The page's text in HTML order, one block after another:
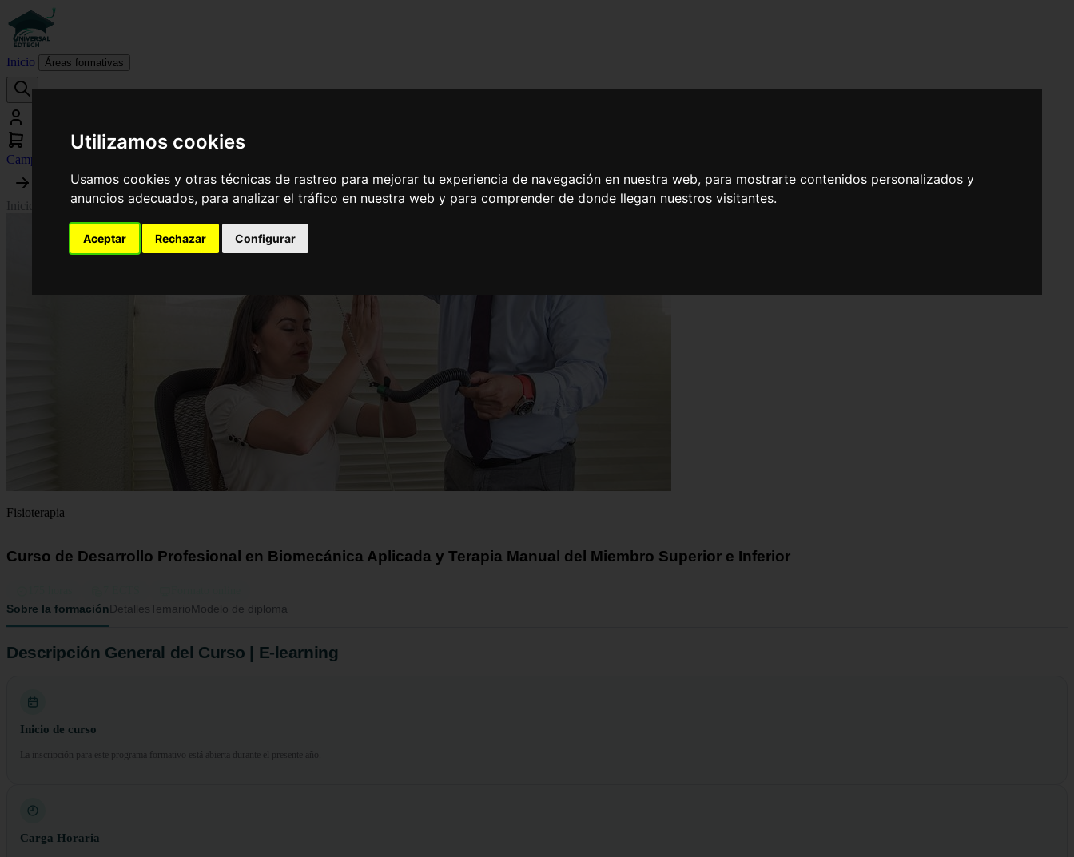
Utilizamos cookies
Usamos cookies y otras técnicas de rastreo para mejorar tu experiencia de navegación en nuestra web, para mostrarte contenidos personalizados y
anuncios adecuados, para analizar el tráfico en nuestra web y para comprender de donde llegan nuestros visitantes.
Aceptar Rechazar Configurar
Inicio Áreas formativas
Campus virtual
Inicio Fisioterapia›Curso de Desarrollo Profesional en Biomecánica Aplicada y Terapia Manual del Miembro Superior e Inferior
Fisioterapia
Curso de Desarrollo Profesional en Biomecánica Aplicada y Terapia Manual del Miembro Superior e Inferior
Sobre la formaciónDetallesTemarioModelo de diploma
Descripción General del Curso | E-learning
Inicio de curso
La inscripción para este programa formativo está abierta durante el presente año.
Carga Horaria